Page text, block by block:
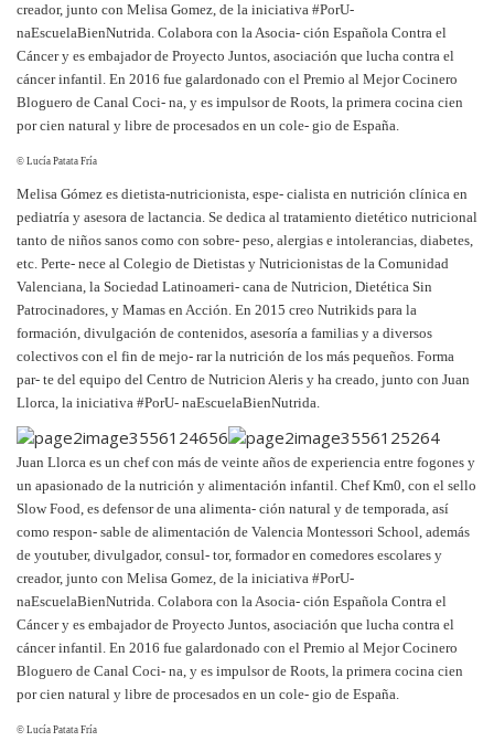
creador, junto con Melisa Gomez, de la iniciativa #PorU-
naEscuelaBienNutrida. Colabora con la Asocia- ción Española Contra el
Cáncer y es embajador de Proyecto Juntos, asociación que lucha contra el
cáncer infantil. En 2016 fue galardonado con el Premio al Mejor Cocinero
Bloguero de Canal Coci- na, y es impulsor de Roots, la primera cocina cien
por cien natural y libre de procesados en un cole- gio de España.
© Lucía Patata Fría
Melisa Gómez es dietista-nutricionista, espe- cialista en nutrición clínica en
pediatría y asesora de lactancia. Se dedica al tratamiento dietético nutricional
tanto de niños sanos como con sobre- peso, alergias e intolerancias, diabetes,
etc. Perte- nece al Colegio de Dietistas y Nutricionistas de la Comunidad
Valenciana, la Sociedad Latinoameri- cana de Nutricion, Dietética Sin
Patrocinadores, y Mamas en Acción. En 2015 creo Nutrikids para la
formación, divulgación de contenidos, asesoría a familias y a diversos
colectivos con el fin de mejo- rar la nutrición de los más pequeños. Forma
par- te del equipo del Centro de Nutricion Aleris y ha creado, junto con Juan
Llorca, la iniciativa #PorU- naEscuelaBienNutrida.
Juan Llorca es un chef con más de veinte años de experiencia entre fogones y
un apasionado de la nutrición y alimentación infantil. Chef Km0, con el sello
Slow Food, es defensor de una alimenta- ción natural y de temporada, así
como respon- sable de alimentación de Valencia Montessori School, además
de youtuber, divulgador, consul- tor, formador en comedores escolares y
creador, junto con Melisa Gomez, de la iniciativa #PorU-
naEscuelaBienNutrida. Colabora con la Asocia- ción Española Contra el
Cáncer y es embajador de Proyecto Juntos, asociación que lucha contra el
cáncer infantil. En 2016 fue galardonado con el Premio al Mejor Cocinero
Bloguero de Canal Coci- na, y es impulsor de Roots, la primera cocina cien
por cien natural y libre de procesados en un cole- gio de España.
© Lucía Patata Fría